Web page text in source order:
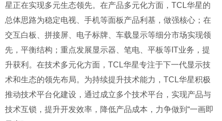
星正在实现多元生态领先。在产品多元化方面， TCL华星的
总体思路为稳定电视、手机等面板产品利基，做强核心；在
交互白板、拼接屏、电子标牌、车载显示等细分市场实现领
先，平衡结构；重点发展显示器、笔电、平板等 IT业务，提
升获利。在技术多元化方面， TCL华星专注于下一代显示技
术和生态的领先布局。为持续提升技术能力， TCL华星积极
推动技术平台化建设，通过成立多个技术平台，实现产品与
技术互锁，提升开发效率，降低产品成本，力争做到 “一画即